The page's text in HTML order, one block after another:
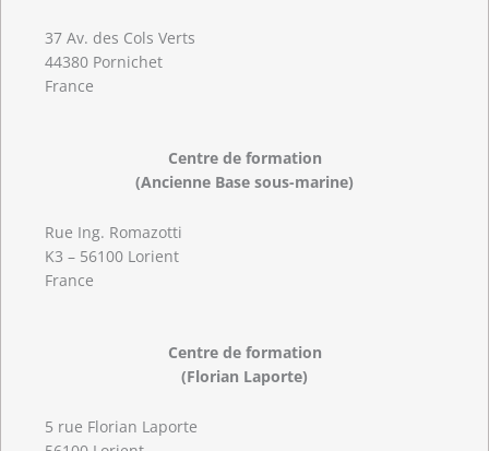
37 Av. des Cols Verts
44380 Pornichet
France
Centre de formation
(Ancienne Base sous-marine)
Rue Ing. Romazotti
K3 – 56100 Lorient
France
Centre de formation
(Florian Laporte)
5 rue Florian Laporte